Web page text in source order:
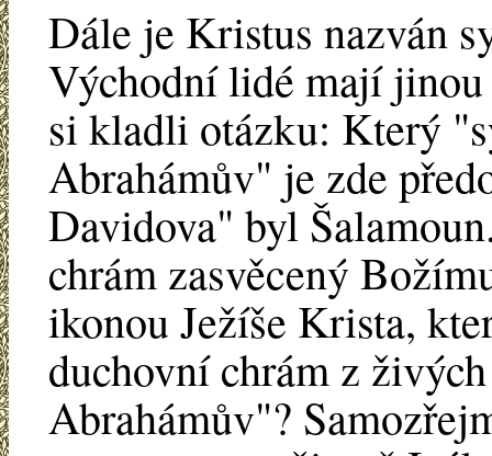
Dále je Kristus nazván
Východní lidé mají
si kladli otázku: Který
Abrahámův" je zde
Davidova" byl
chrám zasvěcený
ikonou Ježíše Krista,
duchovní chrám z
Abrahámův"?